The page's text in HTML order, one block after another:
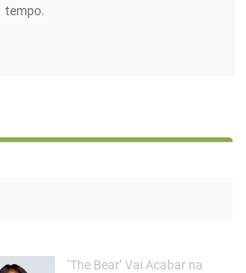
tempo.
‘The Bear’ Vai Acabar na